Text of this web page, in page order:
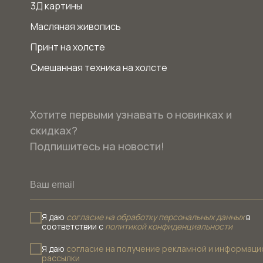
Хотите первыми узнавать о новинках и
скидках?
Подпишитесь на новости!
Я даю согласие на обработку персональных данныхв
соответствии с политикой конфиденциальности
Я даю согласие на получение рекламной и
рассылки
3Д картины
Масляная живопись
Принт на холсте
Смешанная техника на холсте